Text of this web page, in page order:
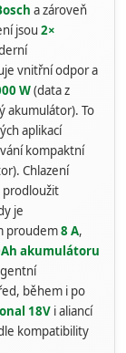
a zároveň
jsou 2×
vnitřní odpor a
W(data z
akumulátor). To
aplikací
kompaktní
Chlazení
prodloužit
je
proudem8 A,
akumulátoru
během i po
18V i aliancí
kompatibility